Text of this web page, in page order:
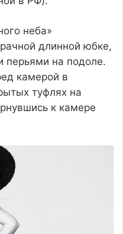
неба»
длинной юбке,
перьями на подоле.
камерой в
туфлях на
к камере